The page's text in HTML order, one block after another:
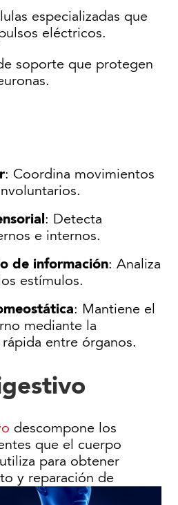
especializadas que
eléctricos.
soporte que protegen
: Coordina movimientos
: Detecta
e internos.
de información: Analiza
estímulos.
: Mantiene el
mediante la
entre órganos.
descompone los
que el cuerpo
para obtener
y reparación de